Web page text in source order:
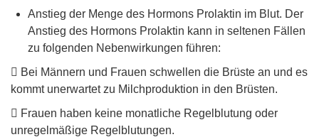
Anstieg der Menge des Hormons Prolaktin im Blut. Der
Anstieg des Hormons Prolaktin kann in seltenen Fällen
zu folgenden Nebenwirkungen führen:
 Bei Männern und Frauen schwellen die Brüste an und es
kommt unerwartet zu Milchproduktion in den Brüsten.
 Frauen haben keine monatliche Regelblutung oder
unregelmäßige Regelblutungen.